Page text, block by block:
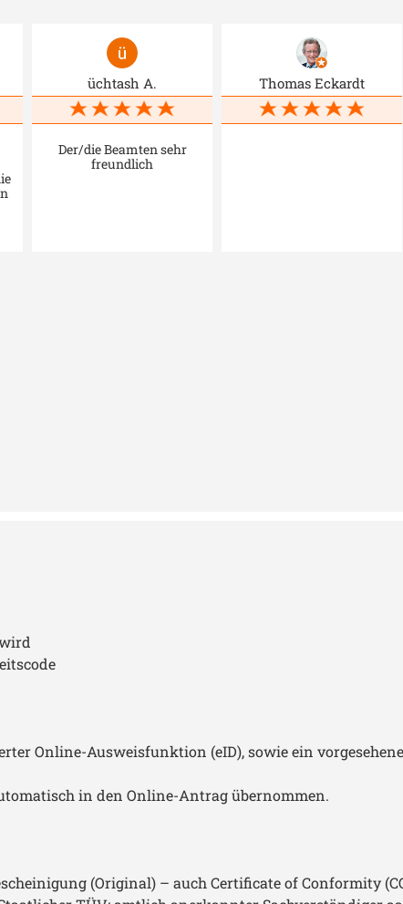
üchtash A.
Der/die Beamten sehr
freundlich
Thomas Eckardt
Online-Ausweisfunktion (eID), sowie ein
in den Online-Antrag übernommen.
(Original) – auch Certificate of Conformity